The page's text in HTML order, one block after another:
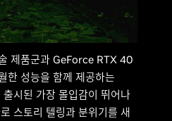
제품군과 GeForce RTX 40
한 성능을 함께 제공하는
출시된 가장 몰입감이 뛰어나
스토리 텔링과 분위기를 새